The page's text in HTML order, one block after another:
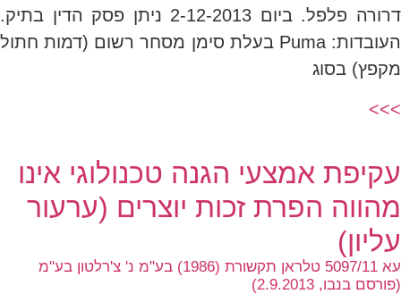
דרורה פלפל. ביום 2-12-2013 ניתן פסק הדין בתיק.
העובדות: Puma בעלת סימן מסחר רשום (דמות חתול
מקפץ) בסוג
>>>
עקיפת אמצעי הגנה טכנולוגי אינו
מהווה הפרת זכות יוצרים (ערעור
עליון)
עא 5097/11 טלראן תקשורת (1986) בע"מ נ' צ'רלטון בע"מ
(פורסם בנבו, 2.9.2013)